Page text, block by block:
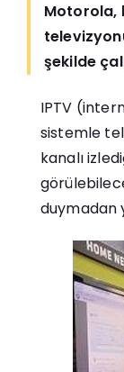
Motorola,
şekilde
IPTV
sistemle
kanalı
duymadan